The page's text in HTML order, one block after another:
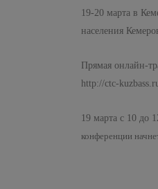
19-20 марта в
населения
Прямая онлайн-
http://ctc-
19 марта с 10 до
конференции